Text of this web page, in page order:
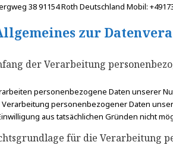
38 91154 Roth Deutschland Mobil:
zur
der Verarbeitung
personenbezogene Daten unserer
Verarbeitung personenbezogener Daten
aus tatsächlichen Gründen nicht
für die Verarbeitung